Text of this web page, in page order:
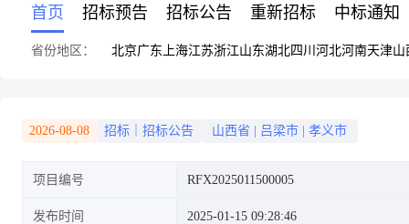
首页 招标预告 招标公告 重新招标 中标通知
省份地区： 北京广东 上海江苏浙江山东湖北四川 河北河南天津山
2026-08-08 招标｜招标公告 山西省 吕梁市 孝义市
项目编号 RFX2025011500005
发布时间 2025-01-15 09:28:46